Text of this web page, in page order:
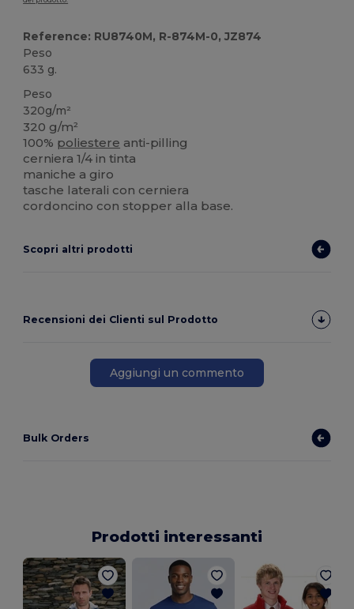
Reference: RU8740M, R-874M-0, JZ874
Peso
633 g.
Peso
320g/m²
320 g/m²
100% poliestere anti-pilling
cerniera 1/4 in tinta
maniche a giro
tasche laterali con cerniera
cordoncino con stopper alla base.
Scopri altri prodotti
Recensioni dei Clienti sul Prodotto
Aggiungi un commento
Bulk Orders
Prodotti interessanti